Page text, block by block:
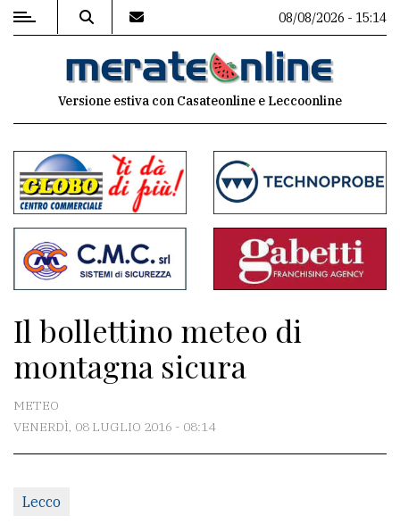
MENU
commenti
Contenuti
del
sito
Associazioni
Meteo
redazione
08/08/2026 - 15:14
Versione estiva con Casateonline e Leccoonline
Il bollettino meteo di
montagna sicura
METEO
VENERDÌ, 08 LUGLIO 2016 - 08:14
Lecco